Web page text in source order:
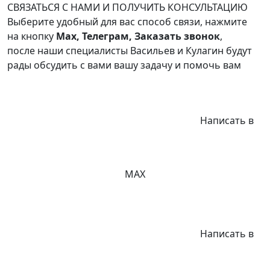
СВЯЗАТЬСЯ С НАМИ И ПОЛУЧИТЬ КОНСУЛЬТАЦИЮ
Выберите удобный для вас способ связи, нажмите
на кнопку Max, Телеграм, Заказать звонок,
после наши специалисты Васильев и Кулагин будут
рады обсудить с вами вашу задачу и помочь вам
Написать в
MAX
Написать в